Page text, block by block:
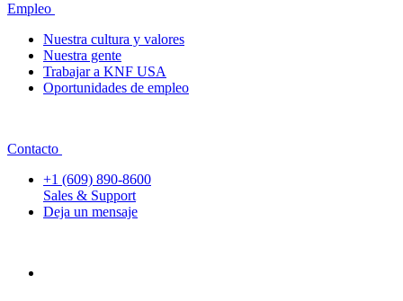
Empleo
Nuestra cultura y valores
Nuestra gente
Trabajar a KNF USA
Oportunidades de empleo
Contacto
+1 (609) 890-8600
Sales & Support
Deja un mensaje